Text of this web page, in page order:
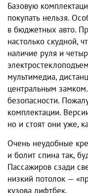
Базовую
покупать нельзя.
в бюджетных авто.
настолько скудной,
наличие руля и
мультимедиа,
центральным
безопасности.
комплектации.
но и стоят они уже,
Очень неудобные
и болит спина так,
Пассажиров сзади
низкий потолок —
кузова лифтбек.